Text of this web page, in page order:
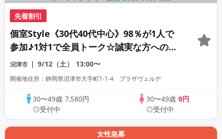
先着割引
個室Style《30代40代中心》98％が1人で
参加♪1対1で全員トーク☆誠実な方への婚
活パーティー
沼津市 9/12（土） 13:00〜
開催地住所：静岡県沼津市大手町1-1-4 プラザヴェルデ
30〜49歳 7,580円
◎受付中
30〜49歳 0円
◎受付中
女性急募